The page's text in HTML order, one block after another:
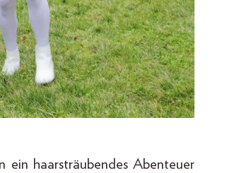
ein haarsträubendes Abenteuer